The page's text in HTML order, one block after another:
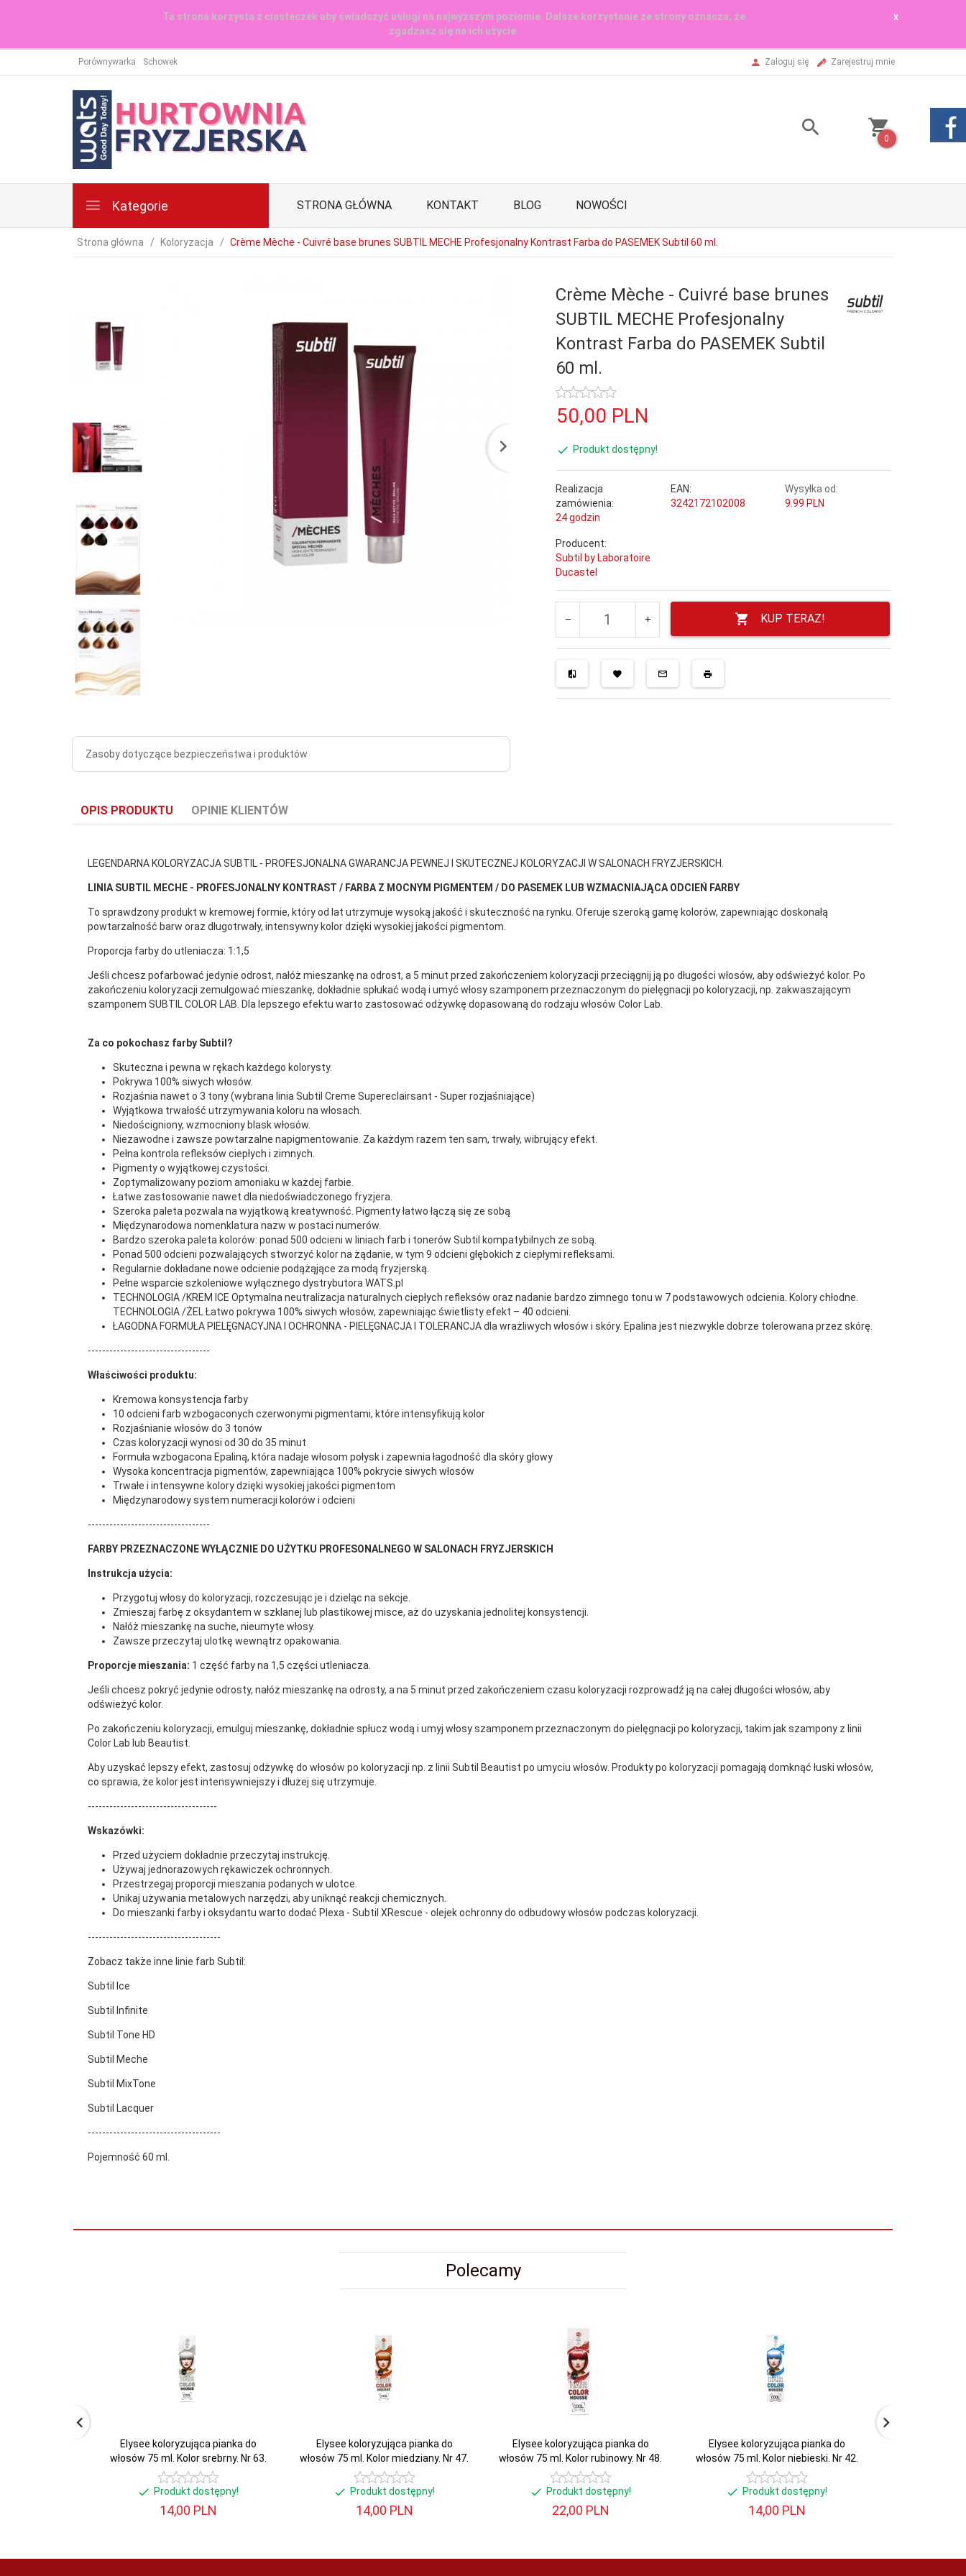
Ta strona korzysta z ciasteczek aby świadczyć usługi na najwyższym poziomie. Dalsze korzystanie ze strony oznacza, że
zgadzasz się na ich użycie.
x
Porównywarka Schowek Zaloguj się Zarejestruj mnie
0
Kategorie STRONA GŁÓWNA KONTAKT BLOG NOWOŚCI
Strona główna Koloryzacja Crème Mèche - Cuivré base brunes SUBTIL MECHE Profesjonalny Kontrast Farba do PASEMEK Subtil 60 ml.
Zasoby dotyczące bezpieczeństwa i produktów
Crème Mèche - Cuivré base brunes
SUBTIL MECHE Profesjonalny
Kontrast Farba do PASEMEK Subtil
60 ml.
50,00 PLN
Produkt dostępny!
Realizacja
zamówienia:
24 godzin
EAN:
3242172102008
Wysyłka od:
9.99 PLN
Producent:
Subtil by Laboratoire
Ducastel
KUP TERAZ!
OPIS PRODUKTU OPINIE KLIENTÓW
LEGENDARNA KOLORYZACJA SUBTIL - PROFESJONALNA GWARANCJA PEWNEJ I SKUTECZNEJ KOLORYZACJI W SALONACH FRYZJERSKICH.
LINIA SUBTIL MECHE - PROFESJONALNY KONTRAST / FARBA Z MOCNYM PIGMENTEM / DO PASEMEK LUB WZMACNIAJĄCA ODCIEŃ FARBY
To sprawdzony produkt w kremowej formie, który od lat utrzymuje wysoką jakość i skuteczność na rynku. Oferuje szeroką gamę kolorów, zapewniając doskonałą
powtarzalność barw oraz długotrwały, intensywny kolor dzięki wysokiej jakości pigmentom.
Proporcja farby do utleniacza: 1:1,5
Jeśli chcesz pofarbować jedynie odrost, nałóż mieszankę na odrost, a 5 minut przed zakończeniem koloryzacji przeciągnij ją po długości włosów, aby odświeżyć kolor. Po
zakończeniu koloryzacji zemulgować mieszankę, dokładnie spłukać wodą i umyć włosy szamponem przeznaczonym do pielęgnacji po koloryzacji, np. zakwaszającym
szamponem SUBTIL COLOR LAB. Dla lepszego efektu warto zastosować odżywkę dopasowaną do rodzaju włosów Color Lab.
Za co pokochasz farby Subtil?
Skuteczna i pewna w rękach każdego kolorysty.
Pokrywa 100% siwych włosów.
Rozjaśnia nawet o 3 tony (wybrana linia Subtil Creme Supereclairsant - Super rozjaśniające)
Wyjątkowa trwałość utrzymywania koloru na włosach.
Niedościgniony, wzmocniony blask włosów.
Niezawodne i zawsze powtarzalne napigmentowanie. Za każdym razem ten sam, trwały, wibrujący efekt.
Pełna kontrola refleksów ciepłych i zimnych.
Pigmenty o wyjątkowej czystości.
Zoptymalizowany poziom amoniaku w każdej farbie.
Łatwe zastosowanie nawet dla niedoświadczonego fryzjera.
Szeroka paleta pozwala na wyjątkową kreatywność. Pigmenty łatwo łączą się ze sobą
Międzynarodowa nomenklatura nazw w postaci numerów.
Bardzo szeroka paleta kolorów: ponad 500 odcieni w liniach farb i tonerów Subtil kompatybilnych ze sobą.
Ponad 500 odcieni pozwalających stworzyć kolor na żądanie, w tym 9 odcieni głębokich z ciepłymi refleksami.
Regularnie dokładane nowe odcienie podążąjące za modą fryzjerską.
Pełne wsparcie szkoleniowe wyłącznego dystrybutora WATS.pl
TECHNOLOGIA /KREM ICE Optymalna neutralizacja naturalnych ciepłych refleksów oraz nadanie bardzo zimnego tonu w 7 podstawowych odcienia. Kolory chłodne.
TECHNOLOGIA /ŻEL Łatwo pokrywa 100% siwych włosów, zapewniając świetlisty efekt – 40 odcieni.
ŁAGODNA FORMUŁA PIELĘGNACYJNA I OCHRONNA - PIELĘGNACJA I TOLERANCJA dla wrażliwych włosów i skóry. Epalina jest niezwykle dobrze tolerowana przez skórę.
----------------------------------
Właściwości produktu:
Kremowa konsystencja farby
10 odcieni farb wzbogaconych czerwonymi pigmentami, które intensyfikują kolor
Rozjaśnianie włosów do 3 tonów
Czas koloryzacji wynosi od 30 do 35 minut
Formuła wzbogacona Epaliną, która nadaje włosom połysk i zapewnia łagodność dla skóry głowy
Wysoka koncentracja pigmentów, zapewniająca 100% pokrycie siwych włosów
Trwałe i intensywne kolory dzięki wysokiej jakości pigmentom
Międzynarodowy system numeracji kolorów i odcieni
----------------------------------
FARBY PRZEZNACZONE WYŁĄCZNIE DO UŻYTKU PROFESONALNEGO W SALONACH FRYZJERSKICH
Instrukcja użycia:
Przygotuj włosy do koloryzacji, rozczesując je i dzieląc na sekcje.
Zmieszaj farbę z oksydantem w szklanej lub plastikowej misce, aż do uzyskania jednolitej konsystencji.
Nałóż mieszankę na suche, nieumyte włosy.
Zawsze przeczytaj ulotkę wewnątrz opakowania.
Proporcje mieszania: 1 część farby na 1,5 części utleniacza.
Jeśli chcesz pokryć jedynie odrosty, nałóż mieszankę na odrosty, a na 5 minut przed zakończeniem czasu koloryzacji rozprowadź ją na całej długości włosów, aby
odświeżyć kolor.
Po zakończeniu koloryzacji, emulguj mieszankę, dokładnie spłucz wodą i umyj włosy szamponem przeznaczonym do pielęgnacji po koloryzacji, takim jak szampony z linii
Color Lab lub Beautist.
Aby uzyskać lepszy efekt, zastosuj odżywkę do włosów po koloryzacji np. z linii Subtil Beautist po umyciu włosów. Produkty po koloryzacji pomagają domknąć łuski włosów,
co sprawia, że kolor jest intensywniejszy i dłużej się utrzymuje.
------------------------------------
Wskazówki:
Przed użyciem dokładnie przeczytaj instrukcję.
Używaj jednorazowych rękawiczek ochronnych.
Przestrzegaj proporcji mieszania podanych w ulotce.
Unikaj używania metalowych narzędzi, aby uniknąć reakcji chemicznych.
Do mieszanki farby i oksydantu warto dodać Plexa - Subtil XRescue - olejek ochronny do odbudowy włosów podczas koloryzacji.
-------------------------------------
Zobacz także inne linie farb Subtil:
Subtil Ice
Subtil Infinite
Subtil Tone HD
Subtil Meche
Subtil MixTone
Subtil Lacquer
-------------------------------------
Pojemność 60 ml.
Polecamy
Elysee koloryzująca pianka do
włosów 75 ml. Kolor srebrny. Nr 63.
Produkt dostępny!
14,00 PLN
Elysee koloryzująca pianka do
włosów 75 ml. Kolor miedziany. Nr 47.
Produkt dostępny!
14,00 PLN
Elysee koloryzująca pianka do
włosów 75 ml. Kolor rubinowy. Nr 48.
Produkt dostępny!
22,00 PLN
Elysee koloryzująca pianka do
włosów 75 ml. Kolor niebieski. Nr 42.
Produkt dostępny!
14,00 PLN